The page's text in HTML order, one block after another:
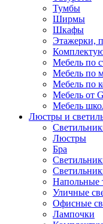
Тумбы
Ширмы
Шкафы
Этажерки,
Мебель по
Мебель по
Мебель по
Мебель от
Мебель
Люстры и
Люстры
Бра
Напольные
Уличные
Офисные
Лампочки